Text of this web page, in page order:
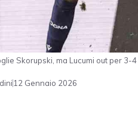
Skorupski, ma Lucumi out per
12 Gennaio 2026